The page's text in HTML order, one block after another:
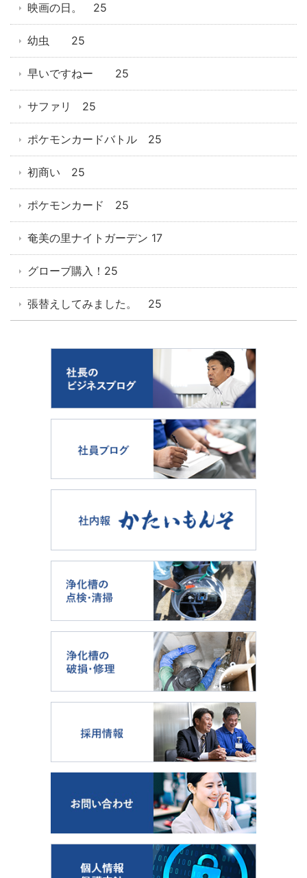
映画の日。 25
幼虫 25
早いですねー 25
サファリ 25
ポケモンカードバトル 25
初商い 25
ポケモンカード 25
奄美の里ナイトガーデン 17
グローブ購入！25
張替えしてみました。 25